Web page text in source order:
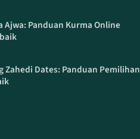
Ajwa: Panduan Kurma Online
Zahedi Dates: Panduan Pemilihan